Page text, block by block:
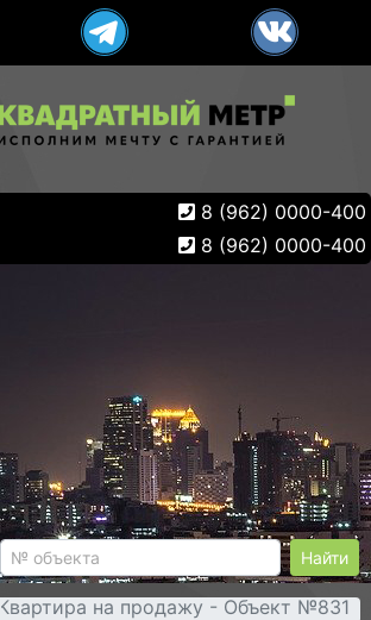
8 (962) 0000-400
8 (962) 0000-400
Найти
Квартира на продажу - Объект №831